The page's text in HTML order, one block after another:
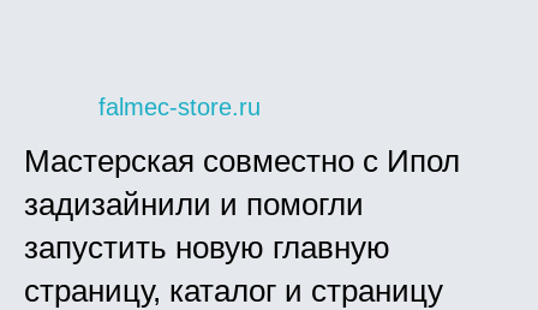
falmec-store.ru
Мастерская совместно с Ипол
задизайнили и помогли
запустить новую главную
страницу, каталог и страницу